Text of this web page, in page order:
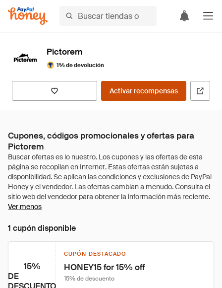
Pictorem
1% de devolución
Activar recompensas
Cupones, códigos promocionales y ofertas para
Pictorem
Ver menos
1 cupón disponible
15%
DE
CUPÓN DESTACADO
HONEY15 for 15% off
15% de descuento